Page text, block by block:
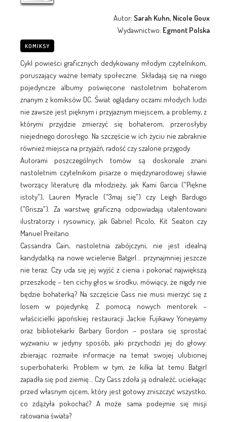
Autor:Sarah Kuhn, Nicole Goux
Wydawnictwo: Egmont Polska
KOMIKSY
Cykl powieści graficznych dedykowany młodym czytelnikom,
poruszający ważne tematy społeczne. Składają się na niego
pojedyncze albumy poświęcone nastoletnim bohaterom
znanym z komiksów DC. Świat oglądany oczami młodych ludzi
nie zawsze jest pięknym i przyjaznym miejscem, a problemy, z
którymi przyjdzie zmierzyć się bohaterom, przerosłyby
niejednego dorosłego. Na szczęście w ich życiu nie zabraknie
również miejsca na przyjaźń, radość czy szalone przygody.
Autorami poszczególnych tomów są doskonale znani
nastoletnim czytelnikom pisarze o międzynarodowej sławie
tworzący literaturę dla młodzieży, jak Kami Garcia ("Piękne
istoty"), Lauren Myracle ("3maj się") czy Leigh Bardugo
("Grisza"). Za warstwę graficzną odpowiadają utalentowani
ilustratorzy i rysownicy, jak Gabriel Picolo, Kit Seaton czy
Manuel Preitano.
Cassandra Cain, nastoletnia zabójczyni, nie jest idealną
kandydatką na nowe wcielenie Batgirl... przynajmniej jeszcze
nie teraz. Czy uda się jej wyjść z cienia i pokonać największą
przeszkodę – ten cichy głos w środku, mówiący, że nigdy nie
będzie bohaterką? Na szczęście Cass nie musi mierzyć się z
losem w pojedynkę. Z pomocą nowych mentorek –
właścicielki japońskiej restauracji Jackie Fujikawy Yoneyamy
oraz bibliotekarki Barbary Gordon – postara się sprostać
wyzwaniu w jedyny sposób, jaki przychodzi jej do głowy:
zbierając rozmaite informacje na temat swojej ulubionej
superbohaterki. Problem w tym, że kilka lat temu Batgirl
zapadła się pod ziemię... Czy Cass zdoła ją odnaleźć, uciekając
przed własnym ojcem, który jest gotowy zniszczyć wszystko,
co zdążyła pokochać? A może sama podejmie się misji
ratowania świata?